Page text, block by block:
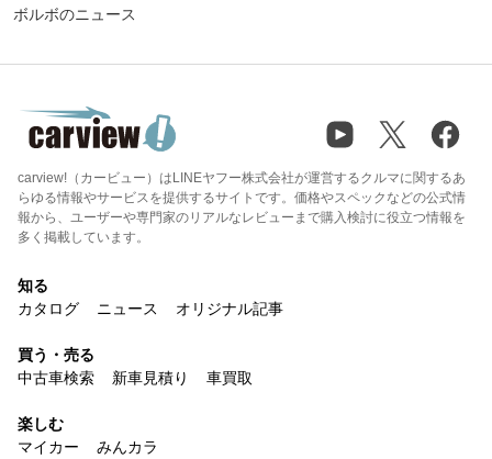
ボルボのニュース
carview!（カービュー）はLINEヤフー株式会社が運営するクルマに関するあ
らゆる情報やサービスを提供するサイトです。価格やスペックなどの公式情
報から、ユーザーや専門家のリアルなレビューまで購入検討に役立つ情報を
多く掲載しています。
知る
カタログ
ニュース オリジナル記事
買う・売る
中古車検索
新車見積り 車買取
楽しむ
マイカー
みんカラ